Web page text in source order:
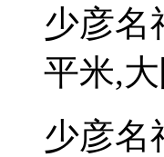
少彦名
平米,
少彦名